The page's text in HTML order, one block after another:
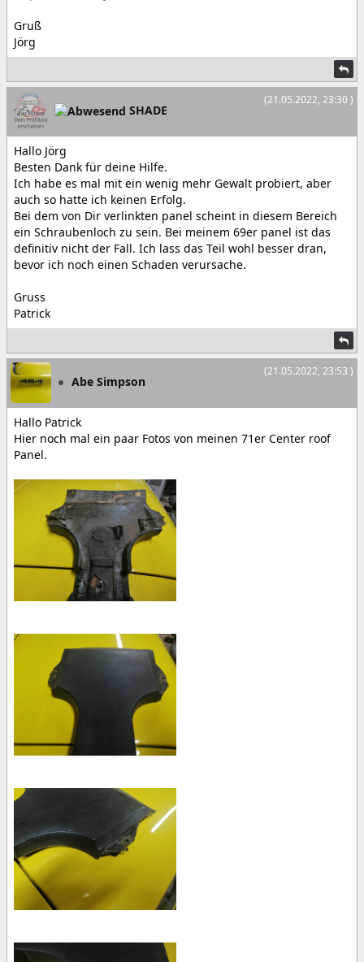
Gruß
Jörg
(21.05.2022, 23:30 )
SHADE
Hallo Jörg
Besten Dank für deine Hilfe.
Ich habe es mal mit ein wenig mehr Gewalt probiert, aber
auch so hatte ich keinen Erfolg.
Bei dem von Dir verlinkten panel scheint in diesem Bereich
ein Schraubenloch zu sein. Bei meinem 69er panel ist das
definitiv nicht der Fall. Ich lass das Teil wohl besser dran,
bevor ich noch einen Schaden verursache.
Gruss
Patrick
(21.05.2022, 23:53 )
Abe Simpson
Hallo Patrick
Hier noch mal ein paar Fotos von meinen 71er Center roof
Panel.